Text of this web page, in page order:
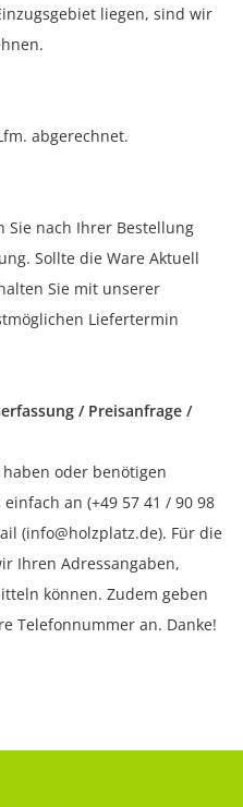
liegen, sind wir
abgerechnet.
Sie nach Ihrer Bestellung
Sollte die Ware Aktuell
Sie mit unserer
Liefertermin
/ Preisanfrage /
oder benötigen
an (+49 57 41 / 90 98
(info@holzplatz.de). Für die
Ihren Adressangaben,
können. Zudem geben
Telefonnummer an. Danke!